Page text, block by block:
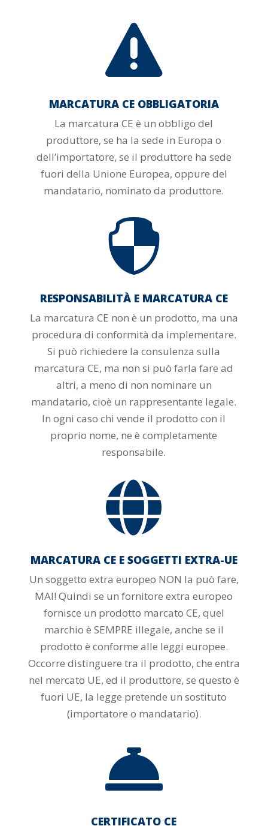

MARCATURA CE OBBLIGATORIA
La marcatura CE è un obbligo del
produttore, se ha la sede in Europa o
dell’importatore, se il produttore ha sede
fuori della Unione Europea, oppure del
mandatario, nominato da produttore.

RESPONSABILITÀ E MARCATURA CE
La marcatura CE non è un prodotto, ma una
procedura di conformità da implementare.
Si può richiedere la consulenza sulla
marcatura CE, ma non si può farla fare ad
altri, a meno di non nominare un
mandatario, cioè un rappresentante legale.
In ogni caso chi vende il prodotto con il
proprio nome, ne è completamente
responsabile.

MARCATURA CE E SOGGETTI EXTRA-UE
Un soggetto extra europeo NON la può fare,
MAI! Quindi se un fornitore extra europeo
fornisce un prodotto marcato CE, quel
marchio è SEMPRE illegale, anche se il
prodotto è conforme alle leggi europee.
Occorre distinguere tra il prodotto, che entra
nel mercato UE, ed il produttore, se questo è
fuori UE, la legge pretende un sostituto
(importatore o mandatario).

CERTIFICATO CE